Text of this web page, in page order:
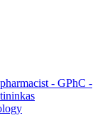
- GPhC -